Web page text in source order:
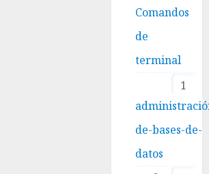
Comandos
de
terminal
1
de-bases-de-
datos